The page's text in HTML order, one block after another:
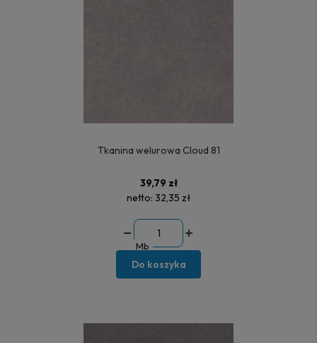
Tkanina welurowa Cloud 81
39,79 zł
netto: 32,35 zł
Mb
Do koszyka